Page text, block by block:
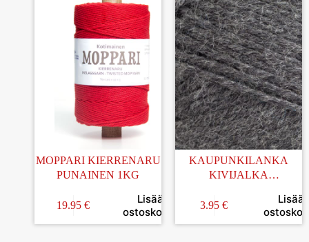
MOPPARI KIERRENARU
PUNAINEN 1KG
19.95 €
Lisää
ostoskoriin
KAUPUNKILANKA
KIVIJALKA
100G (95)
3.95 €
Lisää